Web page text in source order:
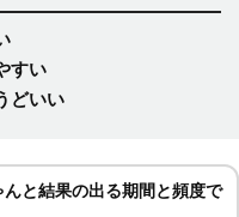
すい
どいい
と結果の出る期間と頻度で